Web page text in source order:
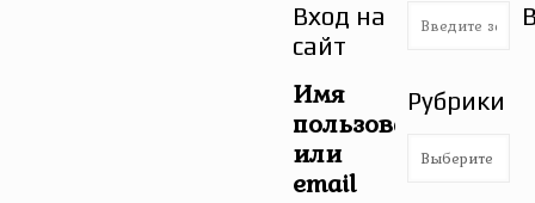
Вход на
сайт
Имя
пользователя
или
email
Рубрики
Рубрики